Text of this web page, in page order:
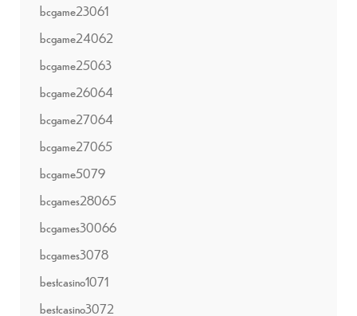
bcgame23061
bcgame24062
bcgame25063
bcgame26064
bcgame27064
bcgame27065
bcgame5079
bcgames28065
bcgames30066
bcgames3078
bestcasino1071
bestcasino3072